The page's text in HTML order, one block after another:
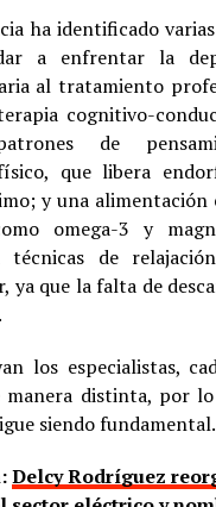
ha identificado
a enfrentar la
al tratamiento
cognitivo-
de
que libera
y una
omega-3 y
técnicas de
ya que la falta de
los especialistas,
manera distinta, por
siendo fundamental.
Delcy Rodríguez